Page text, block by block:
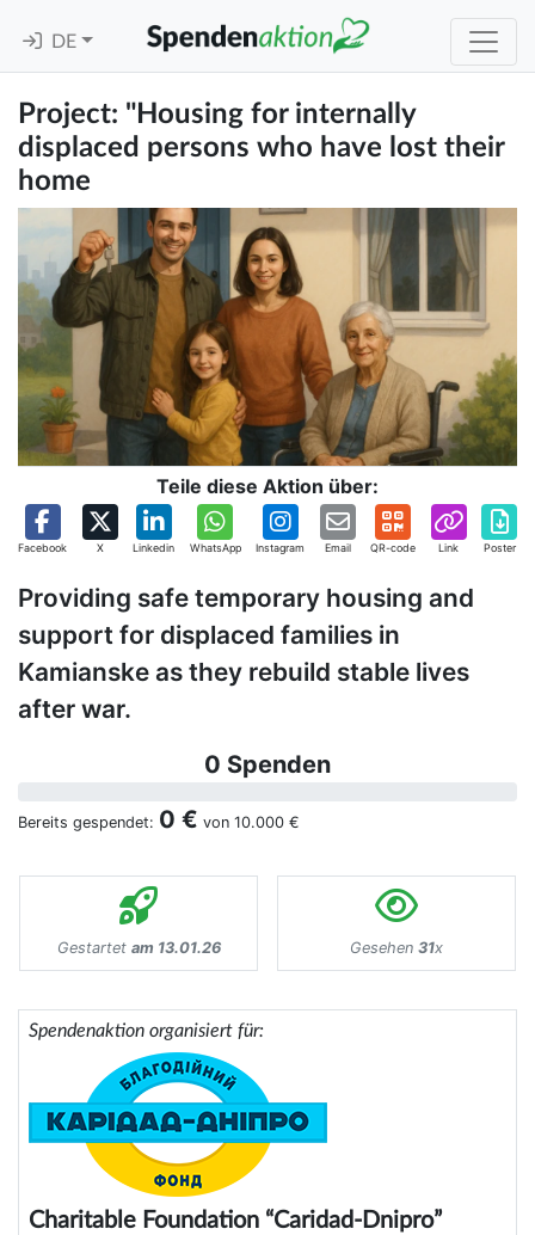
DE
Project: "Housing for internally
displaced persons who have lost their
home
Teile diese Aktion über:
Facebook X Linkedin WhatsApp Instagram Email QR-code Link Poster
Providing safe temporary housing and
support for displaced families in
Kamianske as they rebuild stable lives
after war.
0 Spenden
Bereits gespendet: 0 € von 10.000 €
Gestartet am 13.01.26 Gesehen 31x
Spendenaktion organisiert für:
Charitable Foundation “Caridad‑Dnipro”